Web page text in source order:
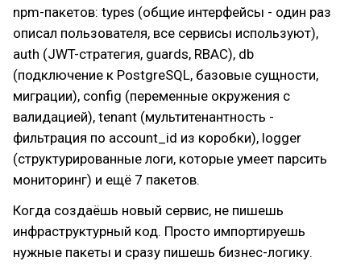
npm-пакетов: types (общие интерфейсы - один раз
описал пользователя, все сервисы используют),
auth (JWT-стратегия, guards, RBAC), db
(подключение к PostgreSQL, базовые сущности,
миграции), config (переменные окружения с
валидацией), tenant (мультитенантность -
фильтрация по account_id из коробки), logger
(структурированные логи, которые умеет парсить
мониторинг) и ещё 7 пакетов.
Когда создаёшь новый сервис, не пишешь
инфраструктурный код. Просто импортируешь
нужные пакеты и сразу пишешь бизнес-логику.